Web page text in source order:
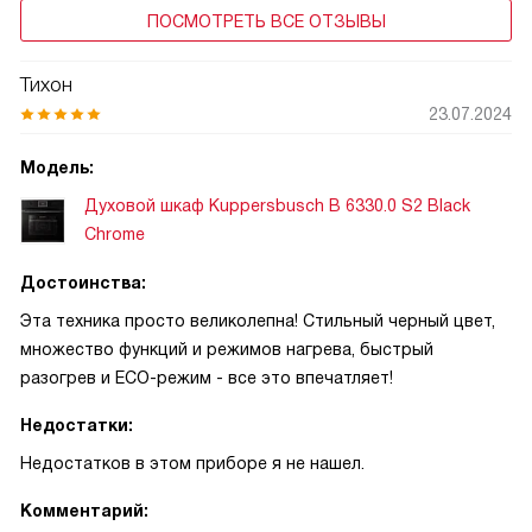
ПОСМОТРЕТЬ ВСЕ ОТЗЫВЫ
Тихон
23.07.2024
Модель:
Духовой шкаф Kuppersbusch B 6330.0 S2 Black
Chrome
Достоинства:
Эта техника просто великолепна! Стильный черный цвет,
множество функций и режимов нагрева, быстрый
разогрев и ECO-режим - все это впечатляет!
Недостатки:
Недостатков в этом приборе я не нашел.
Комментарий: